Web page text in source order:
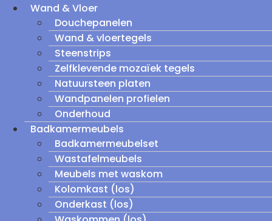
Wand & Vloer
Douchepanelen
Wand & vloertegels
Steenstrips
Zelfklevende mozaïek tegels
Natuursteen platen
Wandpanelen profielen
Onderhoud
Badkamermeubels
Badkamermeubelset
Wastafelmeubels
Meubels met waskom
Kolomkast (los)
Onderkast (los)